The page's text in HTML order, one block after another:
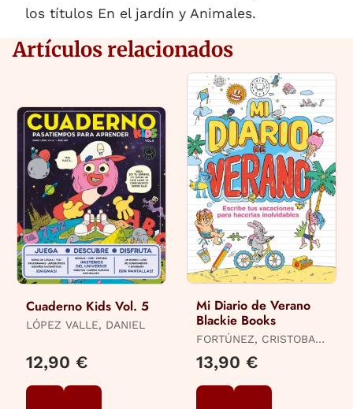
los títulos En el jardín y Animales.
Artículos relacionados
Cuaderno Kids Vol. 5
LÓPEZ VALLE, DANIEL
12,90 €
Mi Diario de Verano
Blackie Books
FORTÚNEZ, CRISTOBAL
13,90 €